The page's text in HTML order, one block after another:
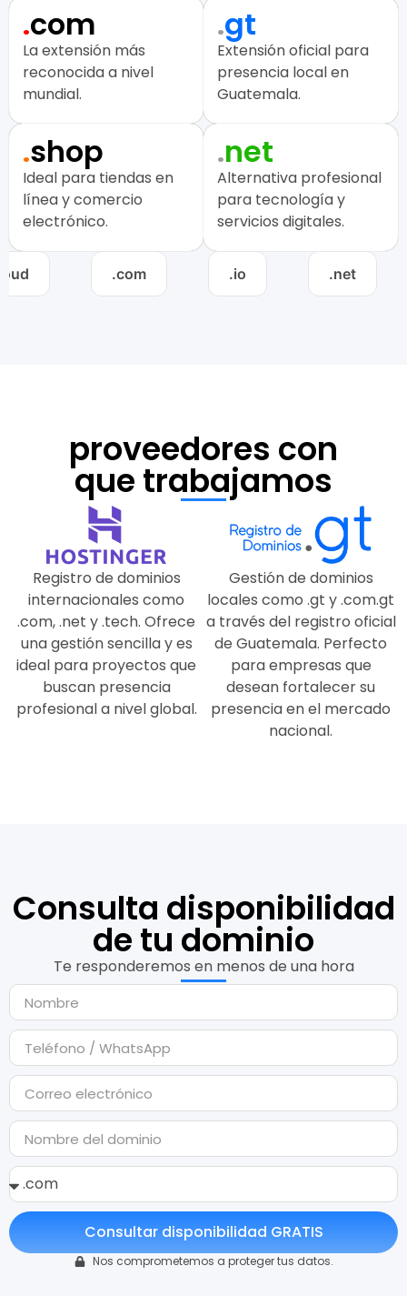
.com
La extensión más
reconocida a nivel
mundial.
.gt
Extensión oficial para
presencia local en
Guatemala.
.shop
Ideal para tiendas en
línea y comercio
electrónico.
.net
Alternativa profesional
para tecnología y
servicios digitales.
.com .net
proveedores con
que trabajamos
Registro de dominios
internacionales como
.com, .net y .tech. Ofrece
una gestión sencilla y es
ideal para proyectos que
buscan presencia
profesional a nivel global.
Gestión de dominios
locales como .gt y .com.gt
a través del registro oficial
de Guatemala. Perfecto
para empresas que
desean fortalecer su
presencia en el mercado
nacional.
Consulta disponibilidad
de tu dominio
Te responderemos en menos de una hora
Consultar disponibilidad GRATIS
Nos comprometemos a proteger tus datos.